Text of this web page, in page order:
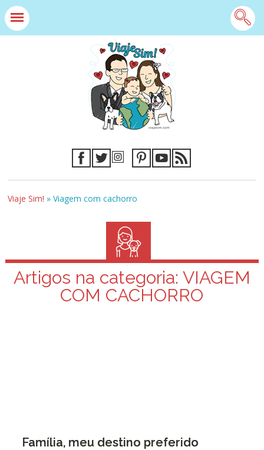
Viaje Sim! »Viagem com cachorro
Artigos na categoria: VIAGEM
COM CACHORRO
Família, meu destino preferido